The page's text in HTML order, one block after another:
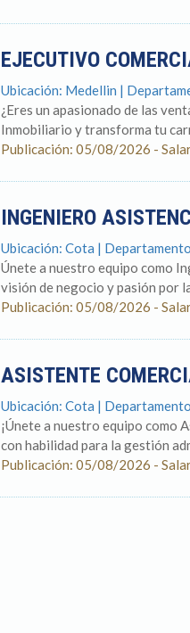
EJECUTIVO
Ubicación: Medellin |
¿Eres un apasionado de las
Inmobiliario y transforma tu
Publicación: 05/08/2026 -
INGENIERO
Ubicación: Cota |
Únete a nuestro equipo como
visión de negocio y pasión por
Publicación: 05/08/2026 -
ASISTENTE
Ubicación: Cota |
¡Únete a nuestro equipo como
con habilidad para la gestión
Publicación: 05/08/2026 -